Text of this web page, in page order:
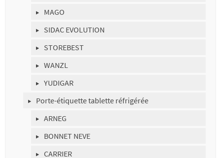
MAGO
SIDAC EVOLUTION
STOREBEST
WANZL
YUDIGAR
Porte-étiquette tablette réfrigérée
ARNEG
BONNET NEVE
CARRIER